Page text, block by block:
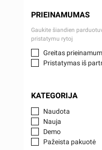
PRIEINAMUMAS
Gaukite šiandien
pristatymu rytoj
Greitas
Pristatymas iš
KATEGORIJA
Naudota
Nauja
Demo
Pažeista pakuotė